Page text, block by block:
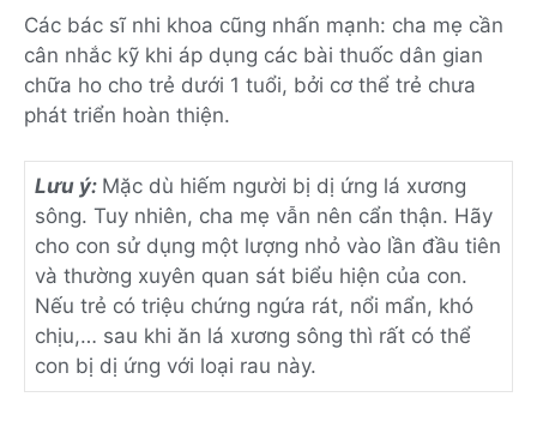
Các bác sĩ nhi khoa cũng nhấn mạnh: cha mẹ cần
cân nhắc kỹ khi áp dụng các bài thuốc dân gian
chữa ho cho trẻ dưới 1 tuổi, bởi cơ thể trẻ chưa
phát triển hoàn thiện.
Lưu ý: Mặc dù hiếm người bị dị ứng lá xương
sông. Tuy nhiên, cha mẹ vẫn nên cẩn thận. Hãy
cho con sử dụng một lượng nhỏ vào lần đầu tiên
và thường xuyên quan sát biểu hiện của con.
Nếu trẻ có triệu chứng ngứa rát, nổi mẩn, khó
chịu,… sau khi ăn lá xương sông thì rất có thể
con bị dị ứng với loại rau này.